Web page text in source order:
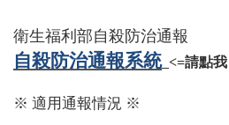
衛生福利部自殺防治通報
自殺防治通報系統 <=請點我
※ 適用通報情況 ※